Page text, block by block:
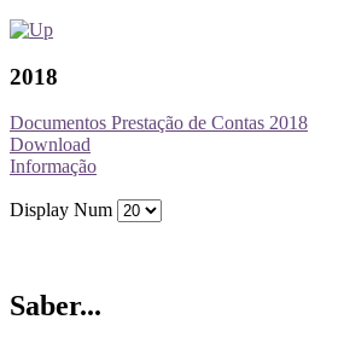
2018
Documentos Prestação de Contas 2018
Download
Informação
Display Num
Saber...